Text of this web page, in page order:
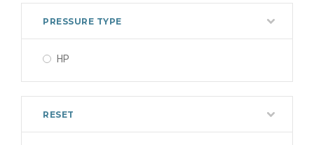
PRESSURE TYPE
HP
RESET